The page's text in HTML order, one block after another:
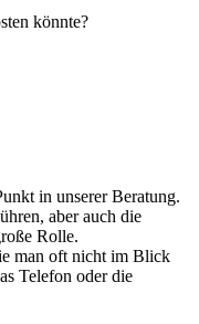
könnte?
in unserer Beratung.
aber auch die
Rolle.
man oft nicht im Blick
Telefon oder die